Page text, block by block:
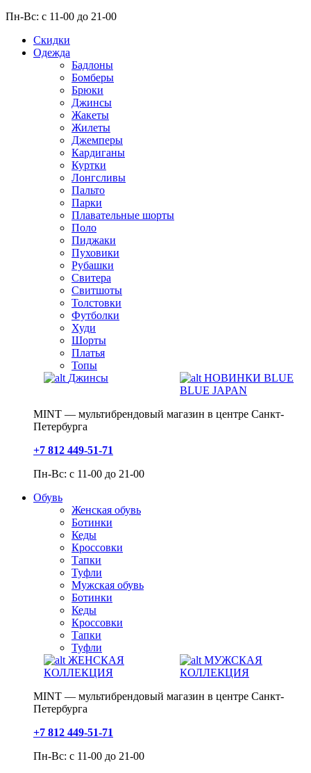
Пн-Вс: с 11-00 до 21-00
Скидки
Одежда
Бадлоны
Бомберы
Брюки
Джинсы
Жакеты
Жилеты
Джемперы
Кардиганы
Куртки
Лонгсливы
Пальто
Парки
Плавательные шорты
Поло
Пиджаки
Пуховики
Рубашки
Свитера
Свитшоты
Толстовки
Футболки
Худи
Шорты
Платья
Топы
Джинсы
НОВИНКИ BLUE
BLUE JAPAN
MINT — мультибрендовый магазин в центре Санкт-
Петербурга
+7 812 449-51-71
Пн-Вс: с 11-00 до 21-00
Обувь
Женская обувь
Ботинки
Кеды
Кроссовки
Тапки
Туфли
Мужская обувь
Ботинки
Кеды
Кроссовки
Тапки
Туфли
ЖЕНСКАЯ
КОЛЛЕКЦИЯ
МУЖСКАЯ
КОЛЛЕКЦИЯ
MINT — мультибрендовый магазин в центре Санкт-
Петербурга
+7 812 449-51-71
Пн-Вс: с 11-00 до 21-00